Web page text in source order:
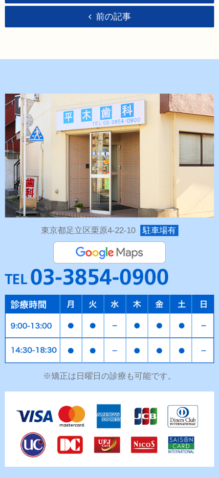
前の記事
東京都足立区栗原4-22-10 駐車場有
※矯正は日曜日の診療も可能です。